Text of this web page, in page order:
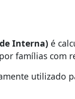
Interna) é
famílias com
utilizado